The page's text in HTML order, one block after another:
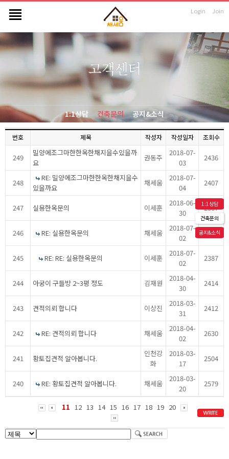
Login Join
1:1상담 건축문의 공지&소식
1:1상담
건축문의
공지&소식
번호 제목 작성자 작성일자 조회수
249
밀양에조그마한한옥한채지을수있을까
요
권동주
2018-07-
03
2436
248
RE: 밀양에조그마한한옥한채지을수
있을까요
채세움
2018-07-
04
2407
247 실용한옥문의 이세훈
2018-06-
30
2367
246 RE: 실용한옥문의 채세움
2018-07-
02
2366
245 RE: RE: 실용한옥문의 이세훈
2018-07-
02
2387
244 아궁이 구들방 2~3평 정도 김재원
2018-04-
30
2414
243 견적의뢰 합니다 이상진
2018-03-
31
2412
242 RE: 견적의뢰 합니다 채세움
2018-04-
02
2630
241 황토집견적 알아봅니다.
인천강
화
2018-03-
17
2504
240 RE: 황토집견적 알아봅니다. 채세움
2018-03-
20
2579
11 12 13 14 15 16 17 18 19 20